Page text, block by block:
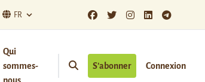
FR
Qui
sommes-
S’abonner Connexion